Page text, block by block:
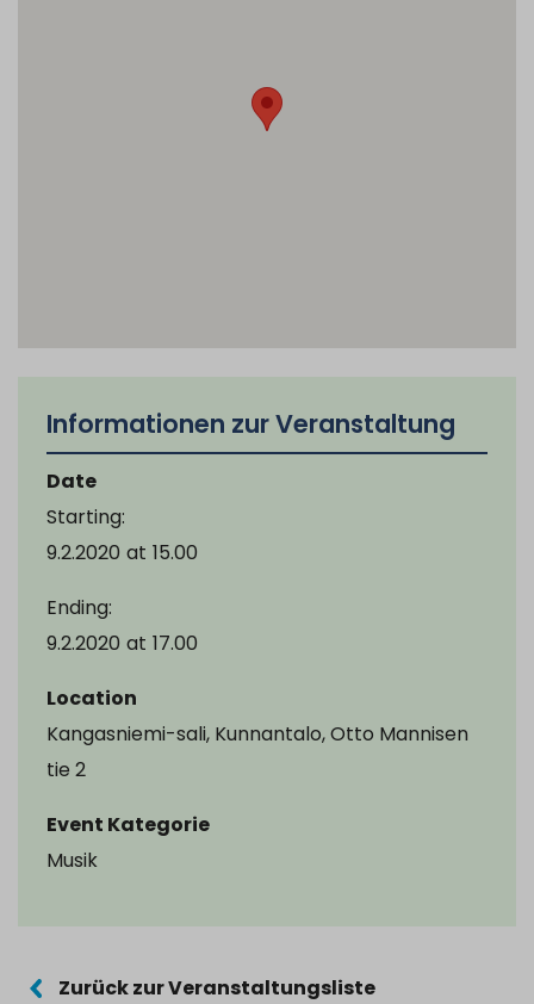
Informationen zur Veranstaltung
Date
Starting:
9.2.2020 at 15.00
Ending:
9.2.2020 at 17.00
Location
Kangasniemi-sali, Kunnantalo, Otto Mannisen
tie 2
Event Kategorie
Musik
Zurück zur Veranstaltungsliste